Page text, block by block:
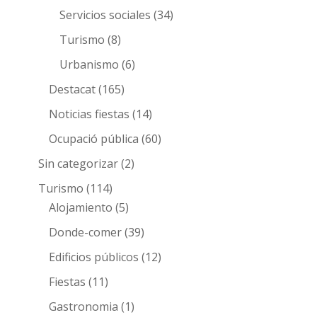
Servicios sociales (34)
Turismo (8)
Urbanismo (6)
Destacat(165)
Noticias fiestas (14)
Ocupació pública (60)
Sin categorizar(2)
Turismo (114)
Alojamiento (5)
Donde-comer(39)
Edificios públicos (12)
Fiestas (11)
Gastronomia (1)